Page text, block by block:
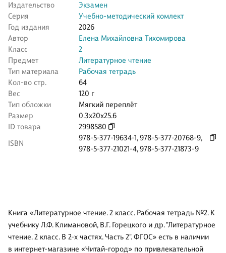
Издательство
Экзамен
Серия
Учебно-методический комлект
Год издания
2026
Автор
Елена Михайловна Тихомирова
Класс
2
Предмет
Литературное чтение
Тип материала
Рабочая тетрадь
Кол-во стр.
64
Вес
120 г
Тип обложки
Мягкий переплёт
Размер
0.3x20x25.6
ID товара
2998580
ISBN
978-5-377-19634-1,978-5-377-20768-9,
978-5-377-21021-4,978-5-377-21873-9
Книга «Литературное чтение. 2 класс. Рабочая тетрадь №2. К
учебнику Л.Ф. Климановой, В.Г. Горецкого и др. "Литературное
чтение. 2 класс. В 2-х частях. Часть 2". ФГОС» есть в наличии
в интернет-магазине «Читай-город» по привлекательной